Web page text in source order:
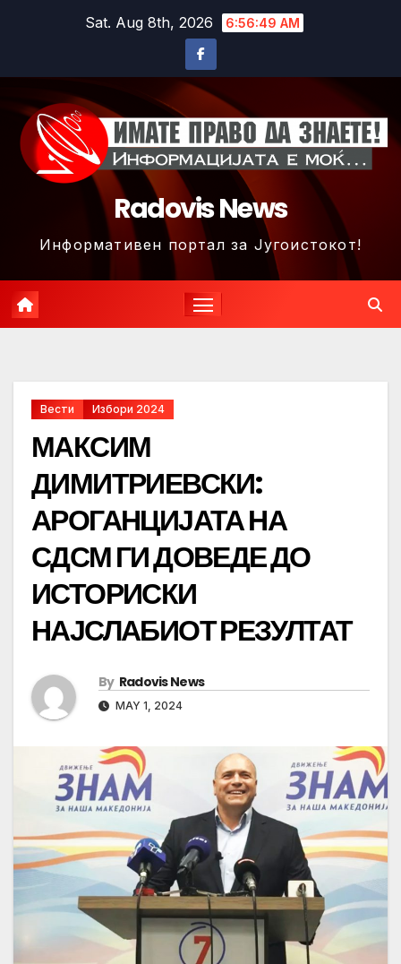
Sat. Aug 8th, 2026 6:56:52 AM
Radovis News
Информативен портал за Југоистокот!
Вести Избори 2024
МАКСИМ
ДИМИТРИЕВСКИ:
АРОГАНЦИЈАТА НА
СДСМ ГИ ДОВЕДЕ ДО
ИСТОРИСКИ
НАЈСЛАБИОТ РЕЗУЛТАТ
By Radovis News
MAY 1, 2024